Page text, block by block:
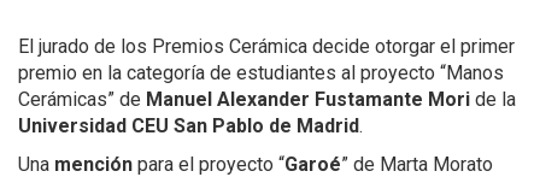
El jurado de los Premios Cerámica decide otorgar el primer
premio en la categoría de estudiantes al proyecto “Manos
Cerámicas” de Manuel Alexander Fustamante Mori de la
Universidad CEU San Pablo de Madrid.
Una mención para el proyecto “Garoé” de Marta Morato